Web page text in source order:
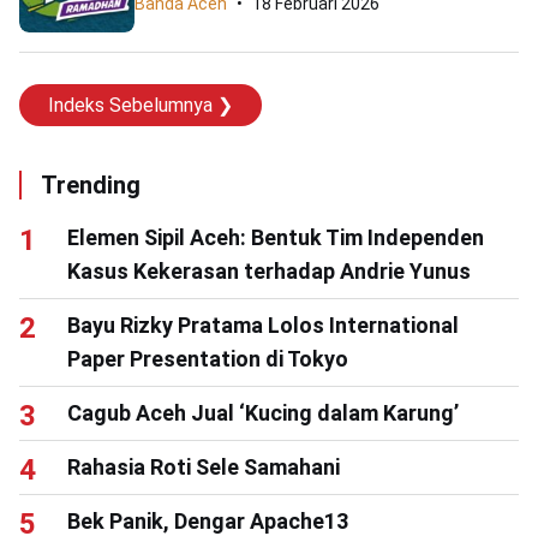
Indeks Sebelumnya ❯
Trending
Elemen Sipil Aceh: Bentuk Tim Independen
Kasus Kekerasan terhadap Andrie Yunus
Bayu Rizky Pratama Lolos International
Paper Presentation di Tokyo
Cagub Aceh Jual ‘Kucing dalam Karung’
Rahasia Roti Sele Samahani
Bek Panik, Dengar Apache13